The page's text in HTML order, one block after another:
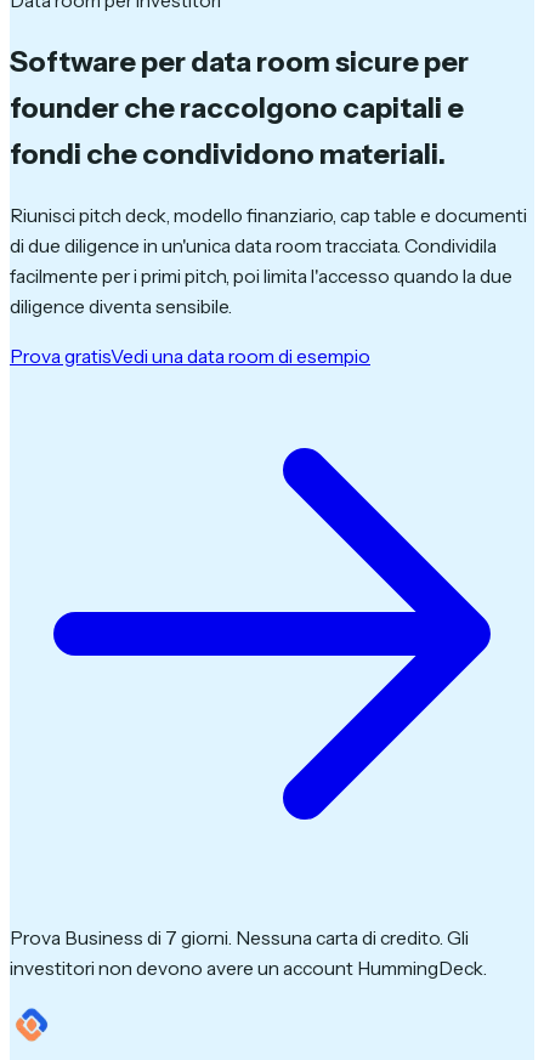
Software per data room sicureper
founder che raccolgono capitali e
fondi che condividono materiali.
Riunisci pitch deck, modello finanziario, cap table e documenti
di due diligence in un'unica data room tracciata. Condividila
facilmente per i primi pitch, poi limita l'accesso quando la due
diligence diventa sensibile.
Prova gratisVedi una data room di esempio
Prova Business di 7 giorni. Nessuna carta di credito. Gli
investitori non devono avere un account HummingDeck.